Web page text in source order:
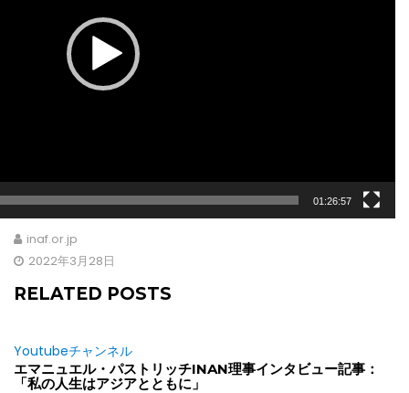
01:26:57
inaf.or.jp
2022年3月28日
RELATED POSTS
Youtubeチャンネル
エマニュエル・パストリッチINAN理事インタビュー記事：
「私の人生はアジアとともに」